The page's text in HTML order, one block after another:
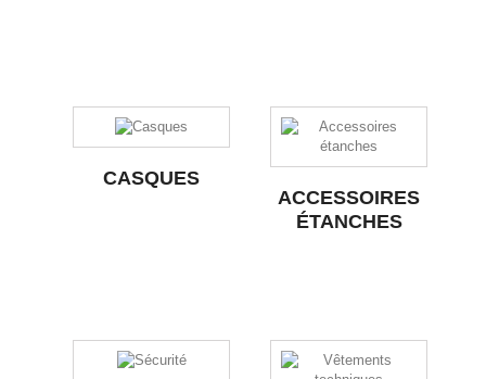
CASQUES
ACCESSOIRES
ÉTANCHES